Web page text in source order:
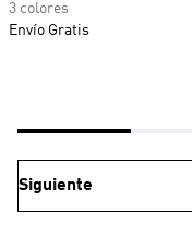
3 colores
Envío Gratis
Siguiente